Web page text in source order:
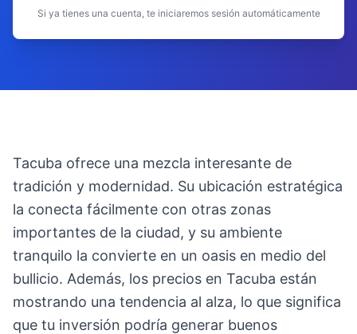
Si ya tienes una cuenta, te iniciaremos sesión automáticamente
Tacuba ofrece una mezcla interesante de
tradición y modernidad. Su ubicación estratégica
la conecta fácilmente con otras zonas
importantes de la ciudad, y su ambiente
tranquilo la convierte en un oasis en medio del
bullicio. Además, los precios en Tacuba están
mostrando una tendencia al alza, lo que significa
que tu inversión podría generar buenos